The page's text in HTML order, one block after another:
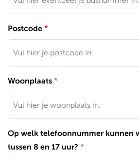
Postcode
Woonplaats
Op welk telefoonnummer kunnen
tussen 8 en 17 uur?